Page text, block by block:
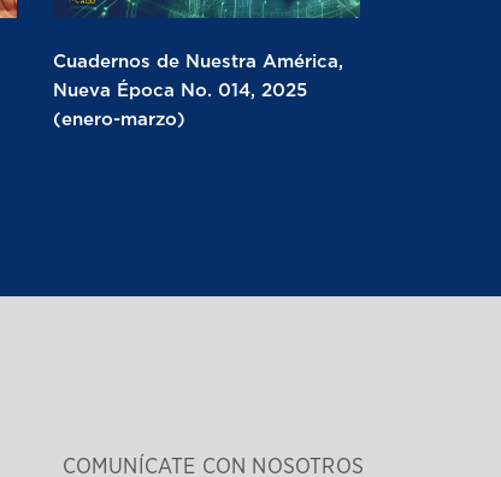
Cuadernos de Nuestra América,
Nueva Época No. 014, 2025
(enero-marzo)
COMUNÍCATE CON NOSOTROS